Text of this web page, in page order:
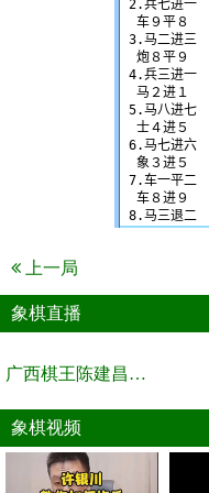
上一局
象棋直播
广西棋王陈建昌直播间
象棋视频